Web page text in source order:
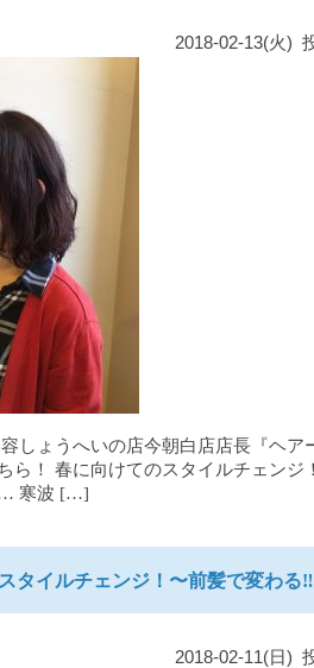
2018-02-13(火)
しょうへいの店今朝白店店長『ヘ
ら！ 春に向けてのスタイルチェン
… 寒波 […]
タイルチェンジ！〜前髪で変わる
2018-02-11(日)